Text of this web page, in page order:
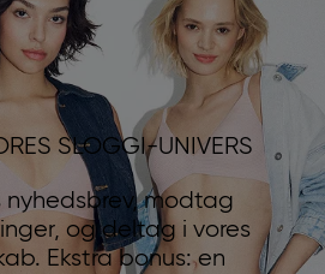
SLOGGI-UNIVERS
modtag
og deltag i vores
Ekstra bonus: en